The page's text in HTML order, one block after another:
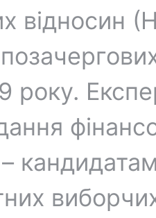
відносин
року.